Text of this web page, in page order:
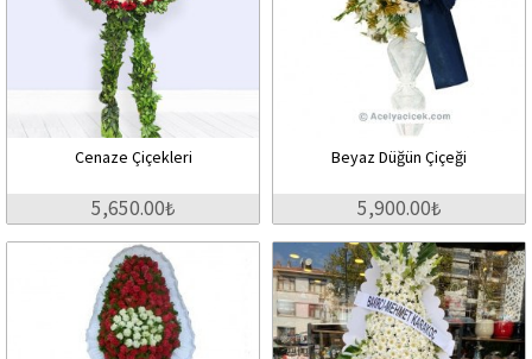
Cenaze Çiçekleri
5,650.00₺
Beyaz Düğün Çiçeği
5,900.00₺